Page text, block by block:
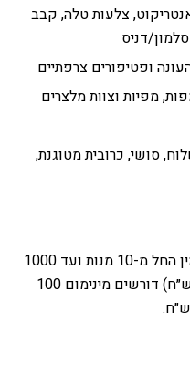
אנטריקוט, צלעות טלה, קבב
דניס
ופטיפורים צרפתיים
מפיות וצוות מלצרים
סושי, כרובית מטוגנת,
החל מ-10 מנות ועד 1000
מנות. תפריטי הפרימיום (170 ו-300 ש״ח) דורשים מינימום 100